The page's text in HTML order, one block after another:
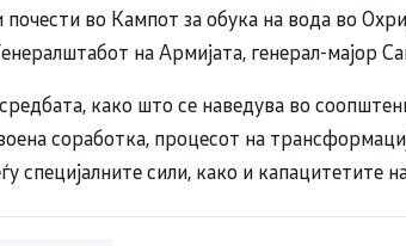
почести во Кампот за обука на вода во
на Армијата, генерал-мајор
како што се наведува во
соработка, процесот на
специјалните сили, како и капацитетите